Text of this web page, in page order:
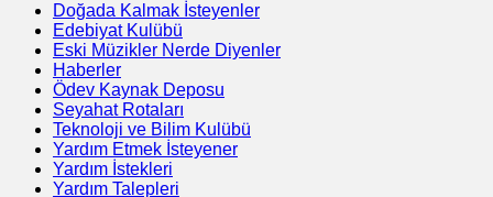
Doğada Kalmak İsteyenler
Edebiyat Kulübü
Eski Müzikler Nerde Diyenler
Haberler
Ödev Kaynak Deposu
Seyahat Rotaları
Teknoloji ve Bilim Kulübü
Yardım Etmek İsteyener
Yardım İstekleri
Yardım Talepleri